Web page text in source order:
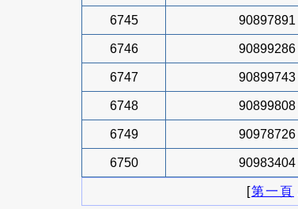
6745 90897891
6746 90899286
6747 90899743
6748 90899808
6749 90978726
6750 90983404
[第一頁